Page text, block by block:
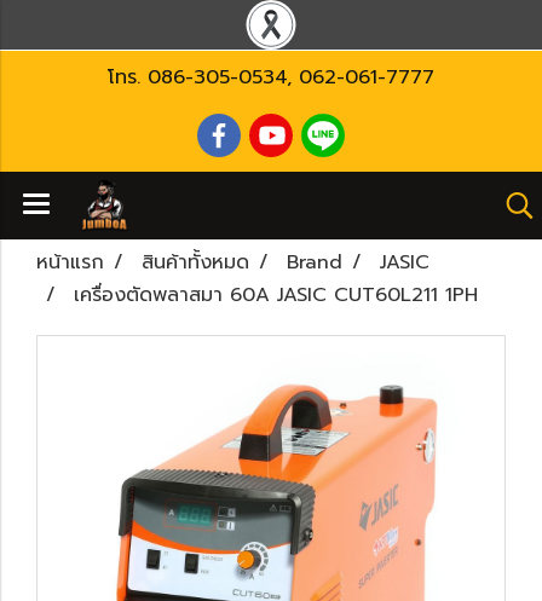
โทร. 086-305-0534, 062-061-7777
หน้าแรก สินค้าทั้งหมด Brand
JASIC
เครื่องตัดพลาสมา 60A JASIC CUT60L211 1PH